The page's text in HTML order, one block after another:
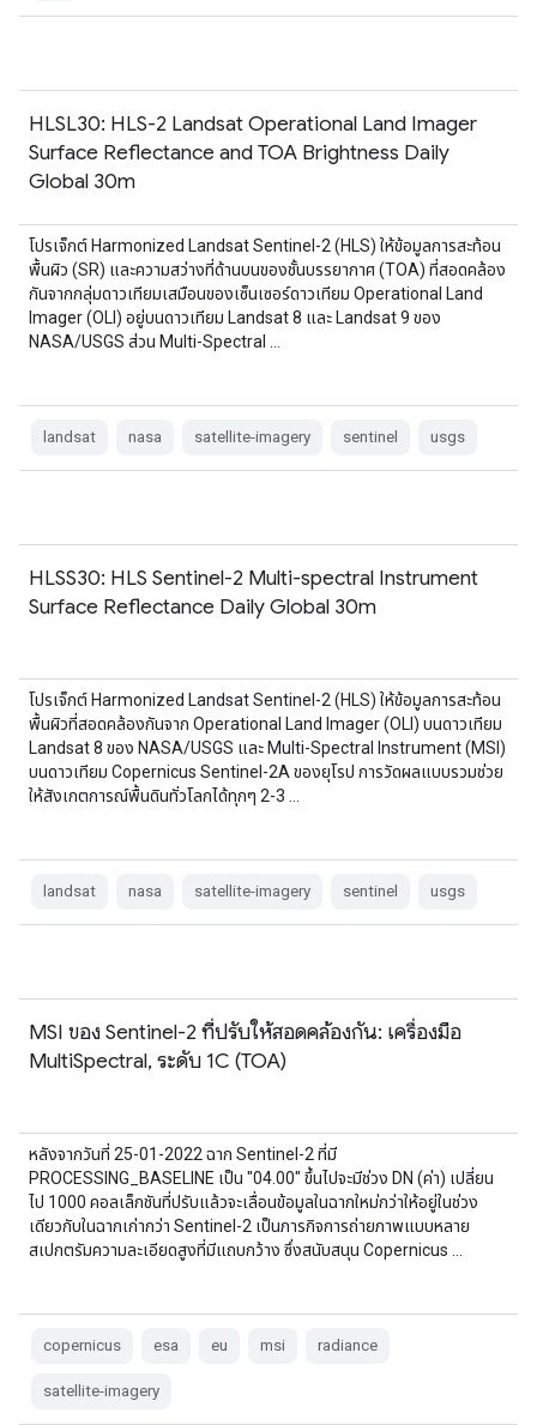
HLSL30: HLS-2 Landsat Operational Land Imager
Surface Reflectance and TOA Brightness Daily
Global 30m
โปรเจ็กต์ Harmonized Landsat Sentinel-2 (HLS) ให้ข้อมูลการสะท้อน
พื้นผิว (SR) และความสว่างที่ด้านบนของชั้นบรรยากาศ (TOA) ที่สอดคล้อง
กันจากกลุ่มดาวเทียมเสมือนของเซ็นเซอร์ดาวเทียม Operational Land
Imager (OLI) อยู่บนดาวเทียม Landsat 8 และ Landsat 9 ของ
NASA/USGS ส่วน Multi-Spectral …
landsat nasa satellite-imagery sentinel usgs
HLSS30: HLS Sentinel-2 Multi-spectral Instrument
Surface Reflectance Daily Global 30m
โปรเจ็กต์ Harmonized Landsat Sentinel-2 (HLS) ให้ข้อมูลการสะท้อน
พื้นผิวที่สอดคล้องกันจาก Operational Land Imager (OLI) บนดาวเทียม
Landsat 8 ของ NASA/USGS และ Multi-Spectral Instrument (MSI)
บนดาวเทียม Copernicus Sentinel-2A ของยุโรป การวัดผลแบบรวมช่วย
ให้สังเกตการณ์พื้นดินทั่วโลกได้ทุกๆ 2-3 …
landsat nasa satellite-imagery sentinel usgs
MSI ของ Sentinel-2 ที่ปรับให้สอดคล้องกัน: เครื่องมือ
MultiSpectral, ระดับ 1C (TOA)
หลังจากวันที่ 25-01-2022 ฉาก Sentinel-2 ที่มี
PROCESSING_BASELINE เป็น "04.00" ขึ้นไปจะมีช่วง DN (ค่า) เปลี่ยน
ไป 1000 คอลเล็กชันที่ปรับแล้วจะเลื่อนข้อมูลในฉากใหม่กว่าให้อยู่ในช่วง
เดียวกับในฉากเก่ากว่า Sentinel-2 เป็นภารกิจการถ่ายภาพแบบหลาย
สเปกตรัมความละเอียดสูงที่มีแถบกว้าง ซึ่งสนับสนุน Copernicus …
copernicus esa eu msi radiance
satellite-imagery